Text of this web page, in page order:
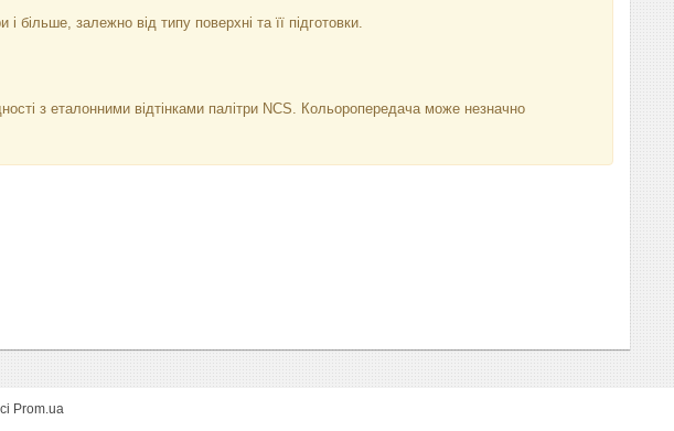
більше, залежно від типу поверхні та її підготовки.
з еталонними відтінками палітри NCS. Кольоропередача може незначно
Prom.ua